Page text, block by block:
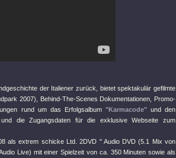
der Italiener zurück, bietet spektakulär gefilmte
2007), Behind-The-Scenes Dokumentationen, Promo-
rund um das Erfolgsalbum "Karmacode"und den
die Zugangsdaten für die exklusive Webseite zum
als extrem schicke Ltd. 2DVD " Audio DVD (5.1 Mix von
Live) mit einer Spielzeit von ca. 350 Minuten sowie als